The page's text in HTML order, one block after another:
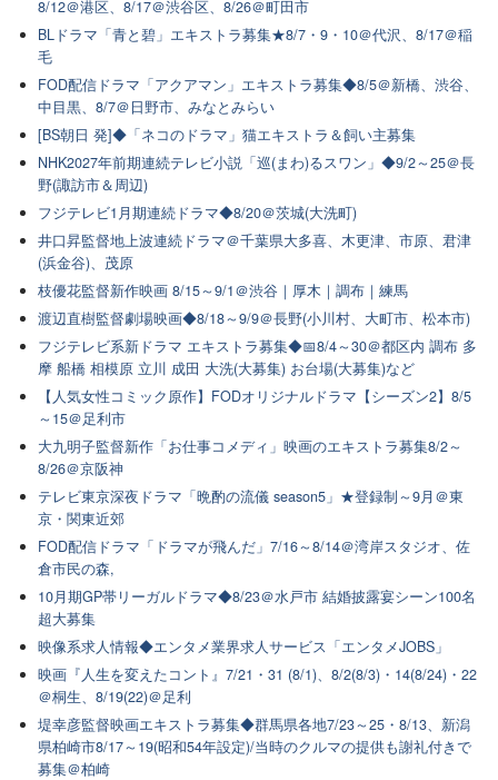
8/12＠港区、8/17＠渋谷区、8/26＠町田市
BLドラマ「青と碧」エキストラ募集★8/7・9・10＠代沢、8/17＠稲
毛
FOD配信ドラマ「アクアマン」エキストラ募集◆8/5＠新橋、渋谷、
中目黒、8/7＠日野市、みなとみらい
[BS朝日 発]◆「ネコのドラマ」猫エキストラ＆飼い主募集
NHK2027年前期連続テレビ小説「巡(まわ)るスワン」◆9/2～25＠長
野(諏訪市＆周辺)
フジテレビ1月期連続ドラマ◆8/20＠茨城(大洗町)
井口昇監督地上波連続ドラマ＠千葉県大多喜、木更津、市原、君津
(浜金谷)、茂原
枝優花監督新作映画 8/15～9/1＠渋谷｜厚木｜調布｜練馬
渡辺直樹監督劇場映画◆8/18～9/9＠長野(小川村、大町市、松本市)
フジテレビ系新ドラマ エキストラ募集◆📅8/4～30＠都区内 調布 多
摩 船橋 相模原 立川 成田 大洗(大募集) お台場(大募集)など
【人気女性コミック原作】FODオリジナルドラマ【シーズン2】8/5
～15＠足利市
大九明子監督新作「お仕事コメディ」映画のエキストラ募集8/2～
8/26＠京阪神
テレビ東京深夜ドラマ「晩酌の流儀 season5」★登録制～9月＠東
京・関東近郊
FOD配信ドラマ「ドラマが飛んだ」7/16～8/14＠湾岸スタジオ、佐
倉市民の森,
10月期GP帯リーガルドラマ◆8/23＠水戸市 結婚披露宴シーン100名
超大募集
映像系求人情報◆エンタメ業界求人サービス「エンタメJOBS」
映画『人生を変えたコント』7/21・31 (8/1)、8/2(8/3)・14(8/24)・22
＠桐生、8/19(22)＠足利
堤幸彦監督映画エキストラ募集◆群馬県各地7/23～25・8/13、新潟
県柏崎市8/17～19(昭和54年設定)/当時のクルマの提供も謝礼付きで
募集＠柏崎